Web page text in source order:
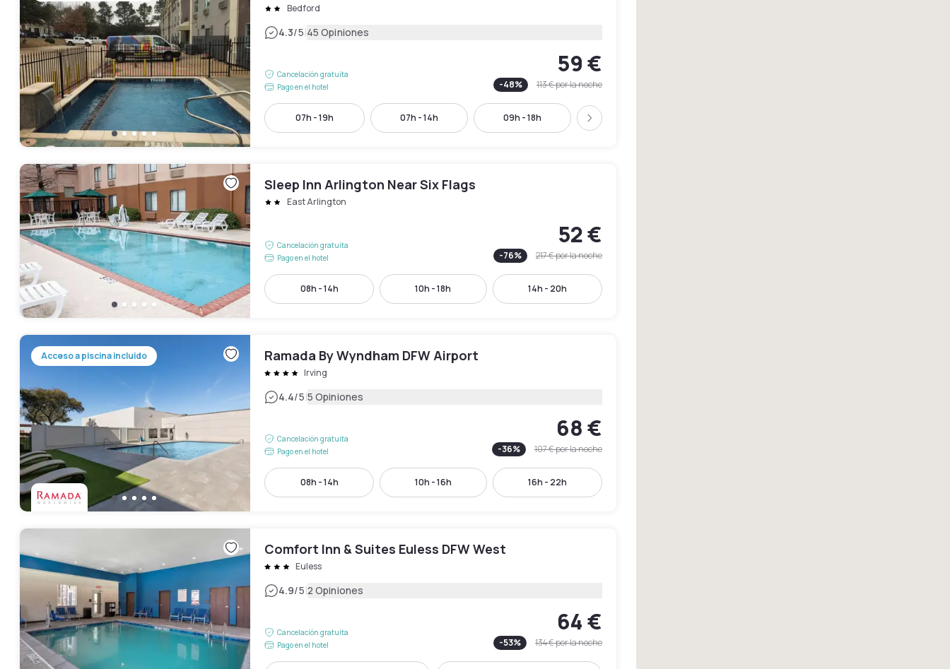
Bedford
4.3/5|45 Opiniones
Cancelación gratuita
Pago en el hotel
59 €
-48% 113 €por la noche
07h - 19h 07h - 14h 09h - 18h Siguiente
Sleep Inn Arlington Near Six Flags
East Arlington
Cancelación gratuita
Pago en el hotel
52 €
-76% 217 €por la noche
08h - 14h 10h - 18h 14h - 20h
Acceso a piscina incluido Ramada By Wyndham DFW Airport
Irving
4.4/5|5 Opiniones
Cancelación gratuita
Pago en el hotel
68 €
-36% 107 €por la noche
08h - 14h 10h - 16h 16h - 22h
Comfort Inn & Suites Euless DFW West
Euless
4.9/5|2 Opiniones
Cancelación gratuita
Pago en el hotel
64 €
-53% 134 €por la noche